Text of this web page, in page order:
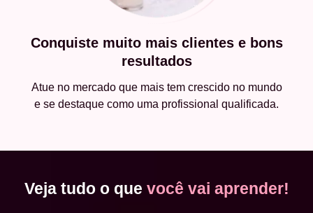
Conquiste muito mais clientes e bons
resultados
Atue no mercado que mais tem crescido no mundo
e se destaque como uma profissional qualificada.
Veja tudo o que você vai aprender!